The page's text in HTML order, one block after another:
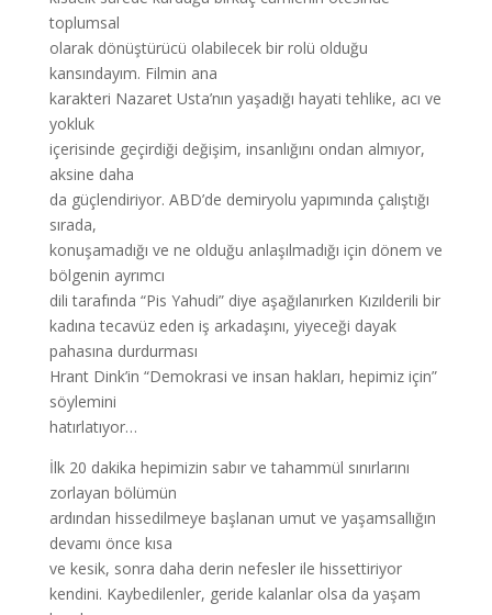
toplumsal
olarak dönüştürücü olabilecek bir rolü olduğu
kansındayım. Filmin ana
karakteri Nazaret Usta’nın yaşadığı hayati tehlike, acı ve
yokluk
içerisinde geçirdiği değişim, insanlığını ondan almıyor,
aksine daha
da güçlendiriyor. ABD’de demiryolu yapımında çalıştığı
sırada,
konuşamadığı ve ne olduğu anlaşılmadığı için dönem ve
bölgenin ayrımcı
dili tarafında “Pis Yahudi” diye aşağılanırken Kızılderili bir
kadına tecavüz eden iş arkadaşını, yiyeceği dayak
pahasına durdurması
Hrant Dink’in “Demokrasi ve insan hakları, hepimiz için”
söylemini
hatırlatıyor…
İlk 20 dakika hepimizin sabır ve tahammül sınırlarını
zorlayan bölümün
ardından hissedilmeye başlanan umut ve yaşamsallığın
devamı önce kısa
ve kesik, sonra daha derin nefesler ile hissettiriyor
kendini. Kaybedilenler, geride kalanlar olsa da yaşam